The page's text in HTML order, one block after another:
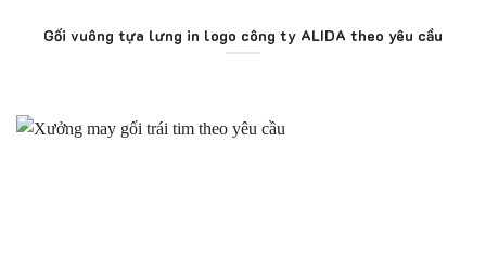
Gối vuông tựa lưng in logo công ty ALIDA theo yêu cầu